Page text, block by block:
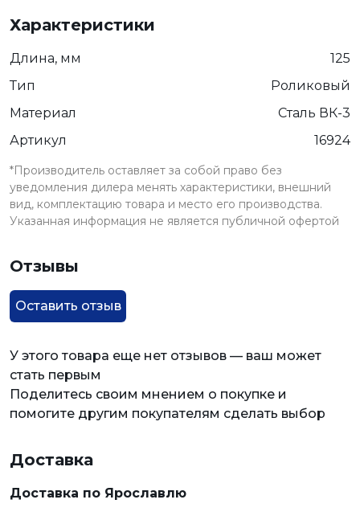
Характеристики
Длина, мм
125
Тип
Роликовый
Материал
Сталь ВК-3
Артикул
16924
*Производитель оставляет за собой право без
уведомления дилера менять характеристики, внешний
вид, комплектацию товара и место его производства.
Указанная информация не является публичной офертой
Отзывы
Оставить отзыв
У этого товара еще нет отзывов — ваш может
стать первым
Поделитесь своим мнением о покупке и
помогите другим покупателям сделать выбор
Доставка
Доставка по Ярославлю